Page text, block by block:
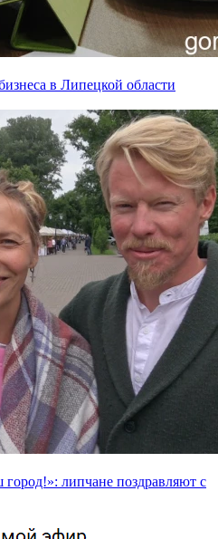
в Липецкой области
город!»: липчане поздравляют с